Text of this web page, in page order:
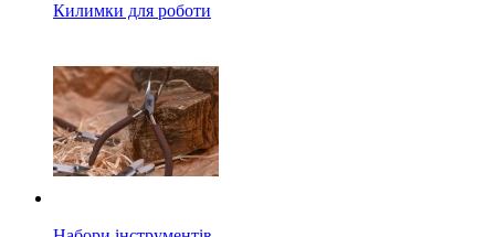
Килимки для роботи